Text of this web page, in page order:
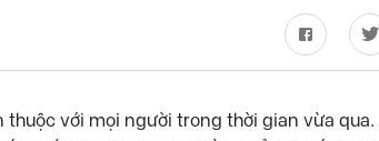
với mọi người trong thời gian vừa qua.